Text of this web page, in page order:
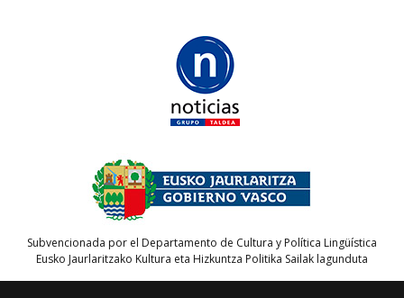
Subvencionada por el Departamento de Cultura y Política Lingüística
Eusko Jaurlaritzako Kultura eta Hizkuntza Politika Sailak lagunduta